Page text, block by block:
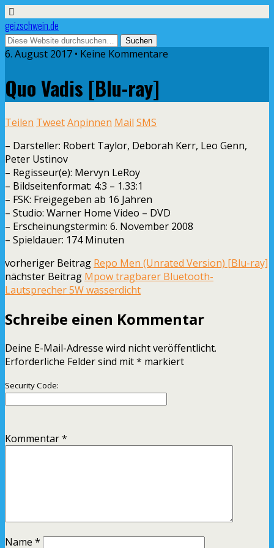
geizschwein.de
6. August 2017 • Keine Kommentare
Quo Vadis [Blu-ray]
Teilen TweetAnpinnen Mail SMS
– Darsteller: Robert Taylor, Deborah Kerr, Leo Genn,
Peter Ustinov
– Regisseur(e): Mervyn LeRoy
– Bildseitenformat: 4:3 – 1.33:1
– FSK: Freigegeben ab 16 Jahren
– Studio: Warner Home Video – DVD
– Erscheinungstermin: 6. November 2008
– Spieldauer: 174 Minuten
vorheriger Beitrag Repo Men (Unrated Version) [Blu-ray]
nächster Beitrag Mpow tragbarer Bluetooth-
Lautsprecher 5W wasserdicht
Schreibe einen Kommentar
Deine E-Mail-Adresse wird nicht veröffentlicht.
Erforderliche Felder sind mit* markiert
Security Code:
Kommentar*
Name *